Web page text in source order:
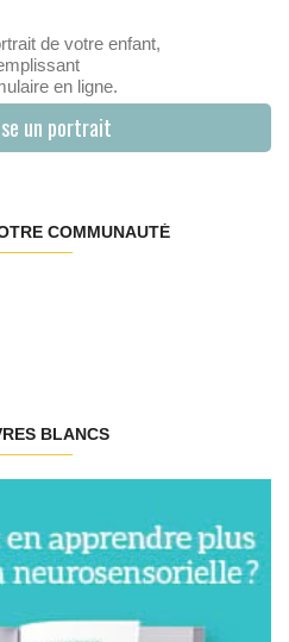
de votre enfant,
en ligne.
un portrait
COMMUNAUTÉ
BLANCS